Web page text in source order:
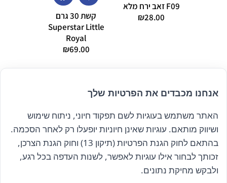
F09 זאב ירח מלא
₪28.00
קשת 30 גרם
Superstar Little
Royal
₪69.00
הרשם לניוזלטר שלנו
קראתי ואני מאשר/ת את
אנחנו מכבדים את הפרטיות שלך
האתר משתמש בעוגיות לשם תפקוד חיוני, ניתוח שימוש
ושיווק מותאם. עוגיות שאינן חיוניות יופעלו רק לאחר הסכמה.
בהתאם לחוק הגנת הפרטיות (תיקון 13) וחוק הגנת הצרכן,
זכותך לבחור אילו עוגיות לאפשר, לשנות העדפה בכל רגע,
ולבקש מחיקת נתונים.